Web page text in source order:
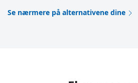
Se nærmere på alternativene dine